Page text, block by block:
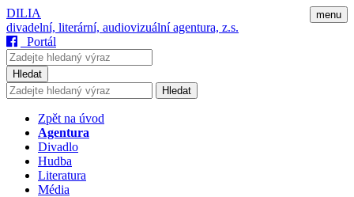
menu
DILIA
divadelní, literární, audiovizuální agentura, z.s.
Portál
Hledat
Hledat
Zpět na úvod
Agentura
Divadlo
Hudba
Literatura
Média